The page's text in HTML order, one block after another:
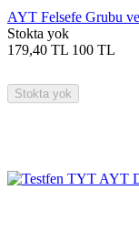
AYT Felsefe Grubu
Stokta yok
179,40 TL 100 TL
Stokta yok